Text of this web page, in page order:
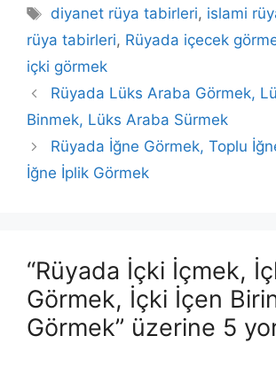
Etiketler
diyanet rüya tabirleri, islami
rüya tabirleri, Rüyada içecek
içki görmek
Rüyada Lüks Araba Görmek,
Binmek, Lüks Araba Sürmek
Rüyada İğne Görmek, Toplu
İğne İplik Görmek
“Rüyada İçki İçmek,
Görmek, İçki İçen
Görmek” üzerine 5